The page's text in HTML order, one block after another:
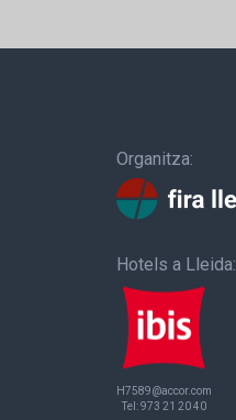
Organitza:
Hotels a Lleida:
H7589@accor.com
Tel:973 21 20 40